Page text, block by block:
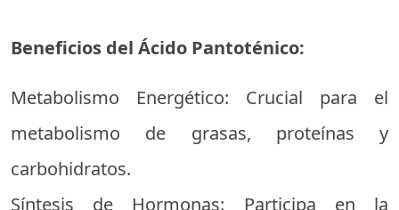
Beneficios del Ácido Pantoténico:
Metabolismo Energético: Crucial para el
metabolismo de grasas, proteínas y
carbohidratos.
Síntesis de Hormonas: Participa en la